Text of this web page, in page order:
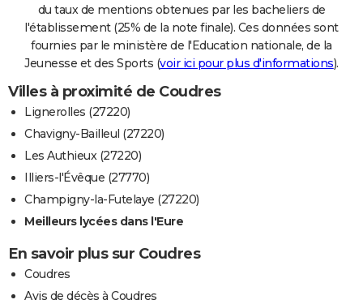
du taux de mentions obtenues par les bacheliers de
l'établissement (25% de la note finale). Ces données sont
fournies par le ministère de l'Education nationale, de la
Jeunesse et des Sports (voir ici pour plus d'informations).
Villes à proximité de Coudres
Lignerolles (27220)
Chavigny-Bailleul (27220)
Les Authieux (27220)
Illiers-l'Évêque (27770)
Champigny-la-Futelaye (27220)
Meilleurs lycées dans l'Eure
En savoir plus sur Coudres
Coudres
Avis de décès à Coudres